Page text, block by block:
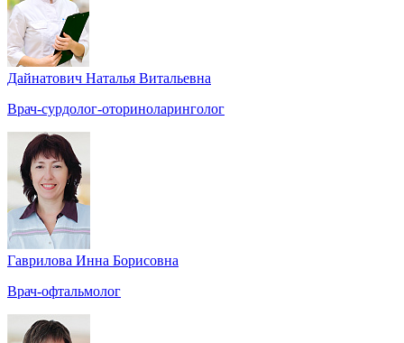
Дайнатович Наталья Витальевна
Врач-сурдолог-оториноларинголог
Гаврилова Инна Борисовна
Врач-офтальмолог